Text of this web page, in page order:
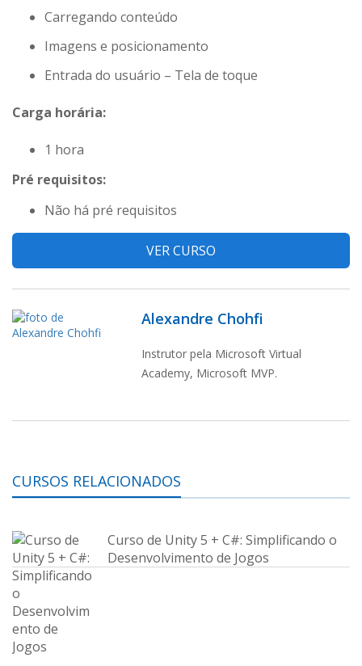
Carregando conteúdo
Imagens e posicionamento
Entrada do usuário – Tela de toque
Carga horária:
1 hora
Pré requisitos:
Não há pré requisitos
VER CURSO
Alexandre Chohfi
Instrutor pela Microsoft Virtual
Academy, Microsoft MVP.
CURSOS RELACIONADOS
Curso de Unity 5 + C#: Simplificando o
Desenvolvimento de Jogos